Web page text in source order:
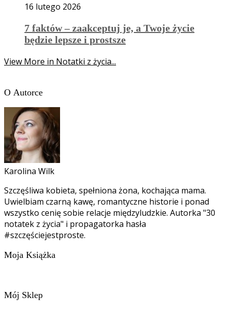
16 lutego 2026
7 faktów – zaakceptuj je, a Twoje życie
będzie lepsze i prostsze
View More in Notatki z życia...
O Autorce
Karolina Wilk
Szczęśliwa kobieta, spełniona żona, kochająca mama.
Uwielbiam czarną kawę, romantyczne historie i ponad
wszystko cenię sobie relacje międzyludzkie. Autorka "30
notatek z życia" i propagatorka hasła
#szczęściejestproste.
Moja Książka
Mój Sklep